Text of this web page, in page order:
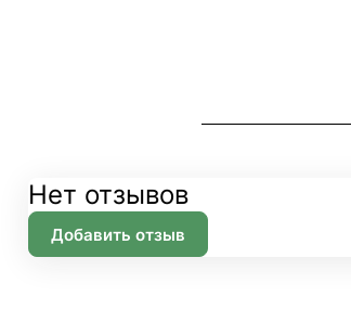
Нет отзывов
Добавить отзыв